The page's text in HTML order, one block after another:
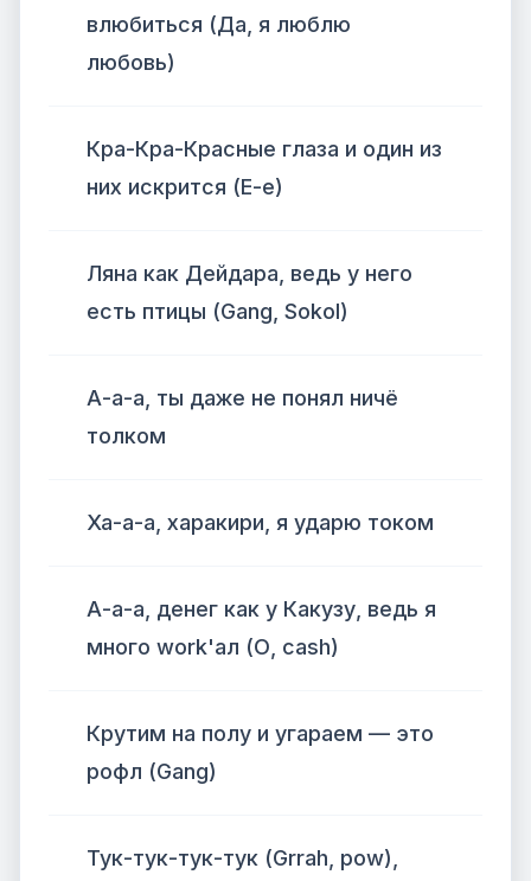
влюбиться (Да, я люблю
любовь)
Кра-Кра-Красные глаза и один из
них искрится (Е-е)
Ляна как Дейдара, ведь у него
есть птицы (Gang, Sokol)
А-а-а, ты даже не понял ничё
толком
Ха-а-а, харакири, я ударю током
А-а-а, денег как у Какузу, ведь я
много work'ал (О, cash)
Крутим на полу и угараем — это
рофл (Gang)
Тук-тук-тук-тук (Grrah, pow),